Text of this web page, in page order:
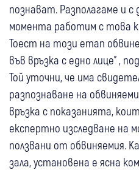
познават. Разполагаме и с
момента работим с това
Тоест на този етап
във връзка с едно лице" ,
Той уточни, че има
разпознаване на
връзка с показанията,
експертно изследване на
ползвани от обвиняемия.
зала, установена е ясна